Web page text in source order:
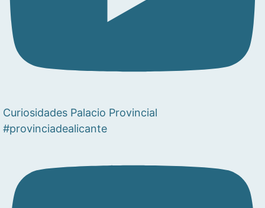
Curiosidades Palacio Provincial
#provinciadealicante